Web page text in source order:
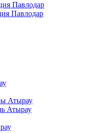
Павлодар
Павлодар
Атырау
Атырау